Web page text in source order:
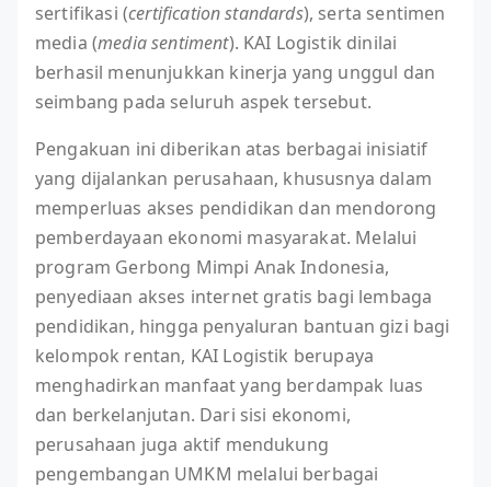
sertifikasi (certification standards), serta sentimen
media (media sentiment). KAI Logistik dinilai
berhasil menunjukkan kinerja yang unggul dan
seimbang pada seluruh aspek tersebut.
Pengakuan ini diberikan atas berbagai inisiatif
yang dijalankan perusahaan, khususnya dalam
memperluas akses pendidikan dan mendorong
pemberdayaan ekonomi masyarakat. Melalui
program Gerbong Mimpi Anak Indonesia,
penyediaan akses internet gratis bagi lembaga
pendidikan, hingga penyaluran bantuan gizi bagi
kelompok rentan, KAI Logistik berupaya
menghadirkan manfaat yang berdampak luas
dan berkelanjutan. Dari sisi ekonomi,
perusahaan juga aktif mendukung
pengembangan UMKM melalui berbagai